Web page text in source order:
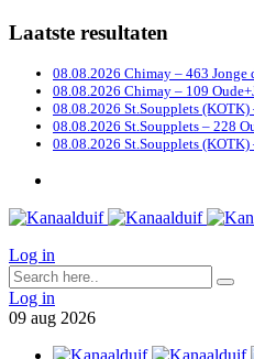
Laatste resultaten
08.08.2026 Chimay – 463 Jonge
08.08.2026 Chimay – 109
08.08.2026 St.Soupplets
08.08.2026 St.Soupplets – 228
08.08.2026 St.Soupplets (KOTK)
Log in
Log in
09 aug 2026